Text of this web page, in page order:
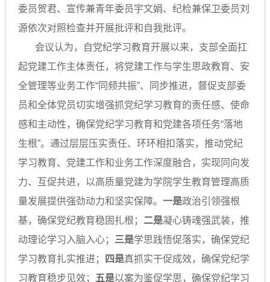
委员贺君、宣传兼青年委员宇文娟、纪检兼保卫委员刘
源依次对照检查并开展批评和自我批评。
会议认为，自党纪学习教育开展以来，支部全面扛
起党建工作主体责任，将党建工作与学生思政教育、安
全管理等业务工作“同频共振”、同步推进，督促支部委
员和全体党员切实增强抓党纪学习教育的责任感、使命
感和主动性，确保党纪学习教育和党建各项任务“落地
生根”。通过层层压实责任、环环相扣落实，推动党纪
学习教育、党建工作和业务工作深度融合，实现同向发
力、互促共进，以高质量党建为学院学生教育管理高质
量发展提供强劲动力和坚实保障。 一是政治引领强根
基，确保党纪教育稳固扎根； 二是凝心铸魂强武装，推
动理论学习入脑入心； 三是学思践悟促落实，确保党纪
学习教育扎实推进；
四是真抓实干促成效，确保党纪学
习教育稳步见效；
五是以案为鉴促学思，确保党纪学习